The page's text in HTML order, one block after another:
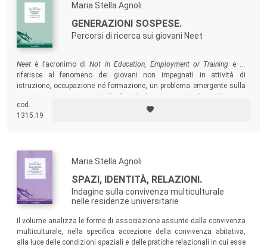
Maria Stella Agnoli
GENERAZIONI SOSPESE.
Percorsi di ricerca sui giovani Neet
Neet è l’acronimo diNot in Education, Employment or Training e si
riferisce al fenomeno dei giovani non impegnati in attività di
istruzione, occupazione né formazione, un problema emergente sulla
risultati di un articolato programma di indagine sulla fenomenologia
dei Neetche è stato realizzato integrando diversi percorsi e strategie di
cod.
1315.19
Maria Stella Agnoli
SPAZI, IDENTITÀ, RELAZIONI.
Indagine sulla convivenza multiculturale
nelle residenze universitarie
Il volume analizza le forme di associazione assunte dalla convivenza
multiculturale, nella specifica accezione della convivenza abitativa,
alla luce delle condizioni spaziali e delle pratiche relazionali in cui esse